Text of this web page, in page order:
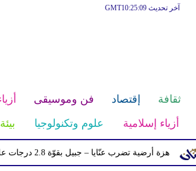
آخر تحديث GMT10:25:09
ثقافة إقتصاد فن وموسيقى
أزياء إسلامية علوم وتكنولوجيا بيئة
هزة أرضية تضرب عنّايا – جبيل بقوّة 2.8 درجات على مقياس ريختر